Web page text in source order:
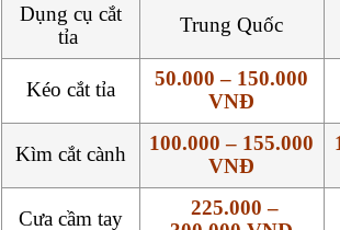
Dụng cụ cắt
tỉa
Trung Quốc
Kéo cắt tỉa
50.000 – 150.000
VNĐ
Kìm cắt cành
100.000 – 155.000
VNĐ
Cưa cầm tay
225.000 –